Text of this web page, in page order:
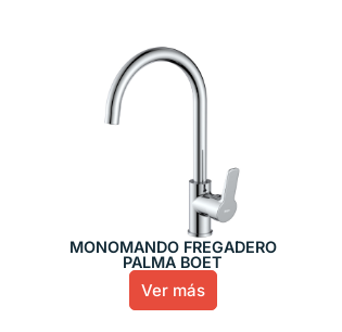
MONOMANDO FREGADERO
PALMA BOET
Ver más